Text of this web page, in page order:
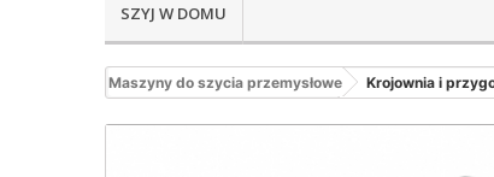
SZYJ W DOMU
Maszyny do szycia przemysłowe Krojownia i